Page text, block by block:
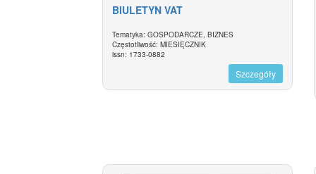
BIULETYN VAT
Tematyka: GOSPODARCZE, BIZNES
Częstotliwość: MIESIĘCZNIK
issn: 1733-0882
Szczegóły